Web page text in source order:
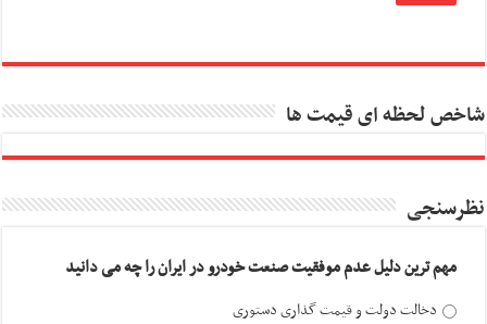
شاخص لحظه ای قیمت ها
نظرسنجی
مهم ترین دلیل عدم موفقیت صنعت خودرو در ایران را چه می دانید
دخالت دولت و قیمت گذاری دستوری